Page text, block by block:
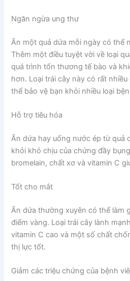
Ngăn ngừa ung thư
Ăn một quả dứa mỗi ngày có thể
Thêm một điều tuyệt vời về loại
quá trình tổn thương tế bào và
hơn. Loại trái cây này có rất
thể bảo vệ bạn khỏi nhiều loại
Hỗ trợ tiêu hóa
Ăn dứa hay uống nước ép từ quả
khỏi khó chịu của chứng đầy
bromelain, chất xơ và vitamin C
Tốt cho mắt
Ăn dứa thường xuyên có thể làm
điểm vàng. Loại trái cây lành
vitamin C cao và một số chất
thị lực tốt.
Giảm các triệu chứng của bệnh